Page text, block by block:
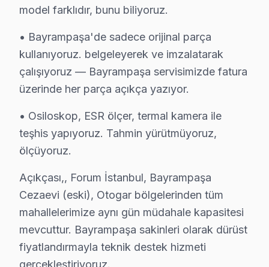
Bayrampaşa Techwood Hizmet'in başarısı,
• Bayrampaşa'de Techwood Yetkili Hizmet
Bayrampaşa teknisyenlerimiz Techwood tarafından
Osiloskop, ESR ölçer ve termal kamera ile bozuk
• Yazılım ve Firmware Yükseltmesi
• Bayrampaşa'de Sürekli Eğitim Programları
Bayrampaşa'de yeni nesil OLED, QLED ve Mini LED
» Teknik yetkinlik ile güvenilirliği bir arada
Bayrampaşa'de televizyon servis ihtiyacınız için,
model farklıdır, bunu biliyoruz.
• Bayrampaşa'de sadece orijinal parça
kullanıyoruz. belgeleyerek ve imzalatarak
çalışıyoruz — Bayrampaşa servisimizde fatura
üzerinde her parça açıkça yazıyor.
• Osiloskop, ESR ölçer, termal kamera ile
teşhis yapıyoruz. Tahmin yürütmüyoruz,
ölçüyoruz.
Açıkçası,, Forum İstanbul, Bayrampaşa
Cezaevi (eski), Otogar bölgelerinden tüm
mahallelerimize aynı gün müdahale kapasitesi
mevcuttur. Bayrampaşa sakinleri olarak dürüst
fiyatlandırmayla teknik destek hizmeti